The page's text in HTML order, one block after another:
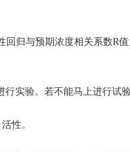
归与预期浓度相关系数R值
实验。若不能马上进行试
性。